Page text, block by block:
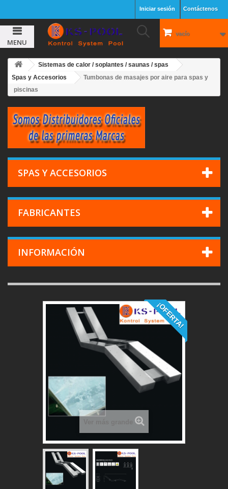
Contáctenos
Iniciar sesión
vacío
MENU
Sistemas de calor / soplantes / saunas / spas
Spas y Accesorios
Tumbonas de masajes por aire para spas y
piscinas
SPAS Y ACCESORIOS
FABRICANTES
INFORMACIÓN
¡OFERTA!